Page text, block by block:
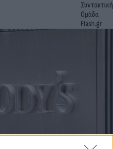
Συντακτική
Ομάδα
Flash.gr